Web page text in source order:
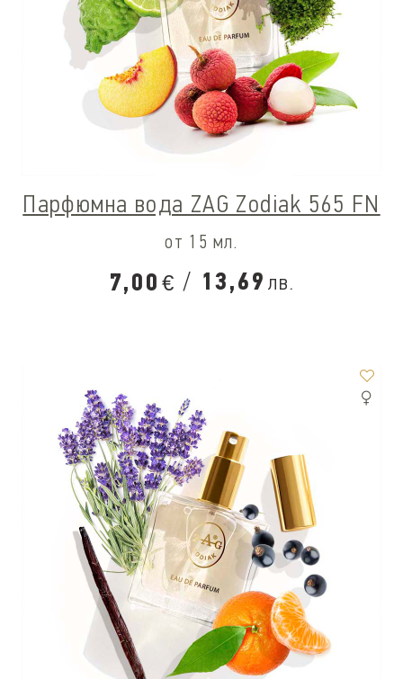
Парфюмна вода ZAG Zodiak 565 FN
от 15 мл.
7,00 € / 13,69 лв.